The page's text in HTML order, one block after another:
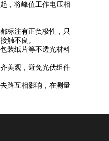
，将峰值工作电压相
标注有正负极性，只
触不良。
装纸片等不透光材料
美观，避免光伏组件
路互相影响，在测量